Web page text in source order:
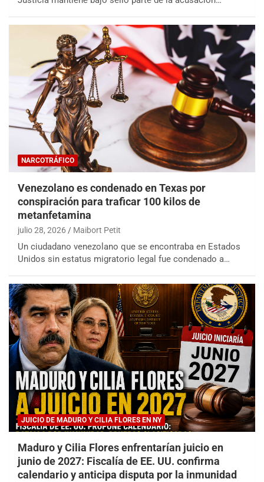
NARCOTRÁFICO
Venezolano es condenado en Texas por
conspiración para traficar 100 kilos de
metanfetamina
julio 28, 2026 Maibort Petit
Un ciudadano venezolano que se encontraba en Estados
Unidos sin estatus migratorio legal fue condenado a…
JUICIO DE MADURO Y CILIA FLORES EN NY
Maduro y Cilia Flores enfrentarían juicio en
junio de 2027: Fiscalía de EE. UU. confirma
calendario y anticipa disputa por la inmunidad